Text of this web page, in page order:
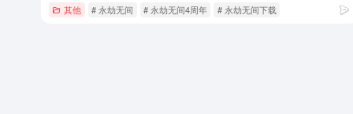
其他 # 永劫无间 # 永劫无间4周年 # 永劫无间下载